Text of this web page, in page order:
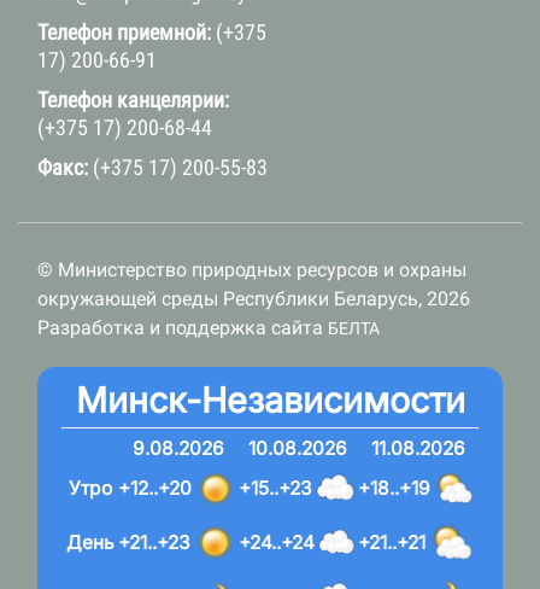
Телефон приемной: (+375
17) 200-66-91
Телефон канцелярии:
(+375 17) 200-68-44
Факс: (+375 17) 200-55-83
© Министерство природных ресурсов и охраны
окружающей среды Республики Беларусь, 2026
Разработка и поддержка сайта БЕЛТА
Минск-Независимости
9.08.2026
+12..+20
+21..+23
10.08.2026
+15..+23
+24..+24
11.08.2026
+18..+19
+21..+21
День
Утро